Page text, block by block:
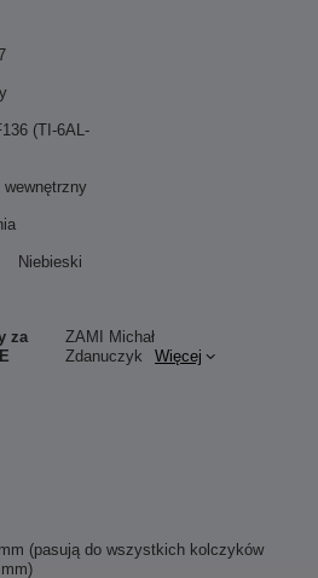
(pasują do wszystkich kolczyków
(TI-6AL-
wewnętrzny
Niebieski
za
ZAMI Michał
Zdanuczyk
Więcej